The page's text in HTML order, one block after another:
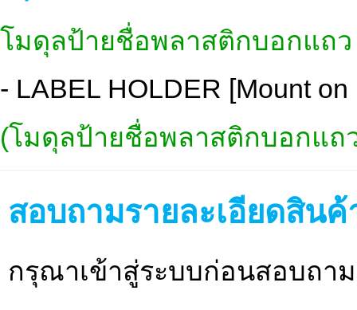
โมดุลป้ายชื่อพลาสติกบอกแถว
- LABEL HOLDER [Mount on
(โมดุลป้ายชื่อพลาสติกบอกแถ
สอบถามรายละเอียดสินค้
กรุณาเข้าสู่ระบบก่อนสอบถา